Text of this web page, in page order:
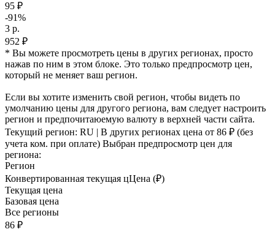
95 ₽
-91%
3 р.
952 ₽
* Вы можете просмотреть цены в других регионах, просто
нажав по ним в этом блоке. Это только предпросмотр цен,
который не меняет ваш регион.
Если вы хотите изменить свой регион, чтобы видеть по
умолчанию цены для другого региона, вам следует настроить
регион и предпочитаюемую валюту в верхней части сайта.
Текущий регион: RU | В других регионах цена от 86 ₽ (без
учета ком. при оплате) Выбран предпросмотр цен для
региона:
Регион
Конвертированная текущая цЦена (₽)
Текущая цена
Базовая цена
Все регионы
86 ₽